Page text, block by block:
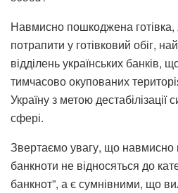
Навмисно пошкоджена готівка,
потрапити у готівковий обіг,
відділень українських банків,
тимчасово окупованих
Україну з метою дестабілізації
сфері.
Звертаємо увагу, що
банкноти не відносяться до
банкнот”, а є сумнівними, що